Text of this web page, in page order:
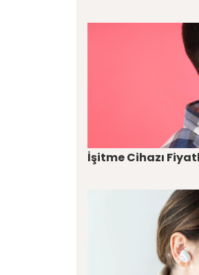
İşitme Cihazı